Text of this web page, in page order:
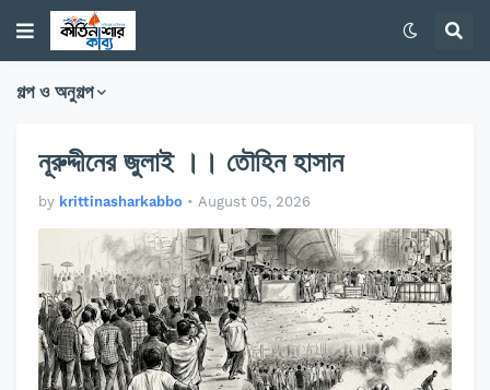
গল্প ও অনুগল্প
নূরুদ্দীনের জুলাই ।। তৌহিন হাসান
by krittinasharkabbo • August 05, 2026